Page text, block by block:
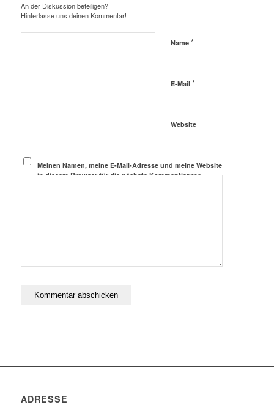
An der Diskussion beteiligen?
Hinterlasse uns deinen Kommentar!
Name *
E-Mail *
Website
Meinen Namen, meine E-Mail-Adresse und meine Website
in diesem Browser für die nächste Kommentierung
ADRESSE